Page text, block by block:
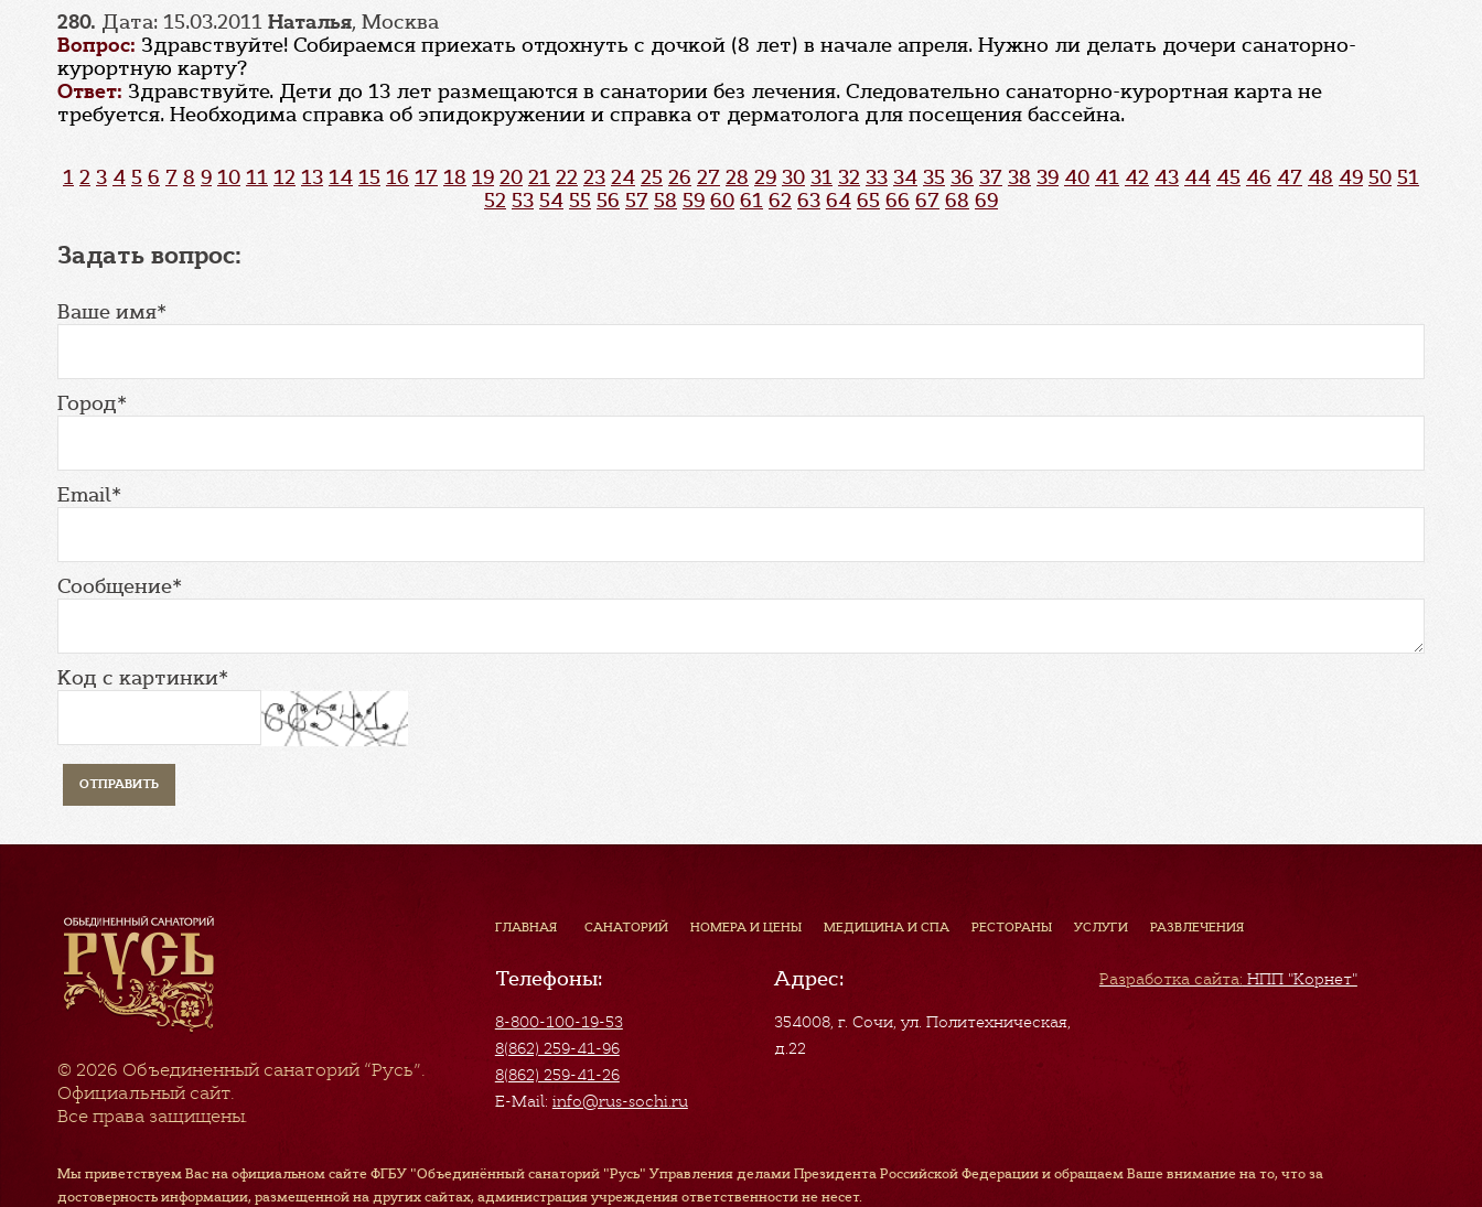
280. Дата: 15.03.2011 Наталья, Москва
Вопрос: Здравствуйте! Собираемся приехать отдохнуть с дочкой (8 лет) в начале апреля. Нужно ли делать дочери санаторно-
курортную карту?
Ответ: Здравствуйте. Дети до 13 лет размещаются в санатории без лечения. Следовательно санаторно-курортная карта не
требуется. Необходима справка об эпидокружении и справка от дерматолога для посещения бассейна.
1 2 3 4 5 6 7 8 9 10 11 12 13 14 15 16 17 18 19 20 21 22 23 24 25 26 27 28 29 30 31 32 33 34 35 36 37 38 39 40 41 42 43 44 45 46 47 48 49 50 51
52 53 54 55 56 57 58 59 60 61 62 63 64 65 66 67 68 69
Задать вопрос:
Ваше имя*
Город*
Email*
Сообщение*
Код с картинки*
© 2026 Объединенный санаторий “Русь”.
Официальный сайт.
Все права защищены.
ГЛАВНАЯ САНАТОРИЙ НОМЕРА И ЦЕНЫ МЕДИЦИНА И СПА РЕСТОРАНЫ УСЛУГИ РАЗВЛЕЧЕНИЯ
Телефоны:
8-800-100-19-53
8(862) 259-41-96
8(862) 259-41-26
E-Mail: info@rus-sochi.ru
Адрес:
354008, г. Сочи,ул. Политехническая,
д.22
Разработка сайта: НПП "Корнет"
Мы приветствуем Вас на официальном сайте ФГБУ "Объединённый санаторий "Русь" Управления делами Президента Российской Федерации и обращаем Ваше внимание на то, что за
достоверность информации, размещенной на других сайтах, администрация учреждения ответственности не несет.